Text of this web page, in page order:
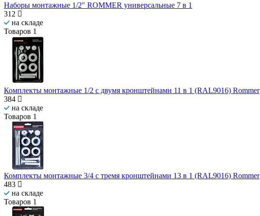
Наборы монтажные 1/2″ ROMMER универсальные 7 в 1
312
на складе
Товаров 1
Комплекты монтажные 1/2 с двумя кронштейнами 11 в 1 (RAL9016) Rommer
384
на складе
Товаров 1
Комплекты монтажные 3/4 с тремя кронштейнами 13 в 1 (RAL9016) Rommer
483
на складе
Товаров 1